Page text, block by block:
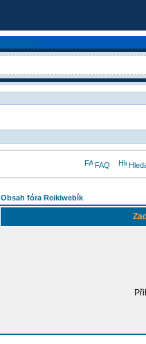
FAQ
Obsah fóra Reikiwebík